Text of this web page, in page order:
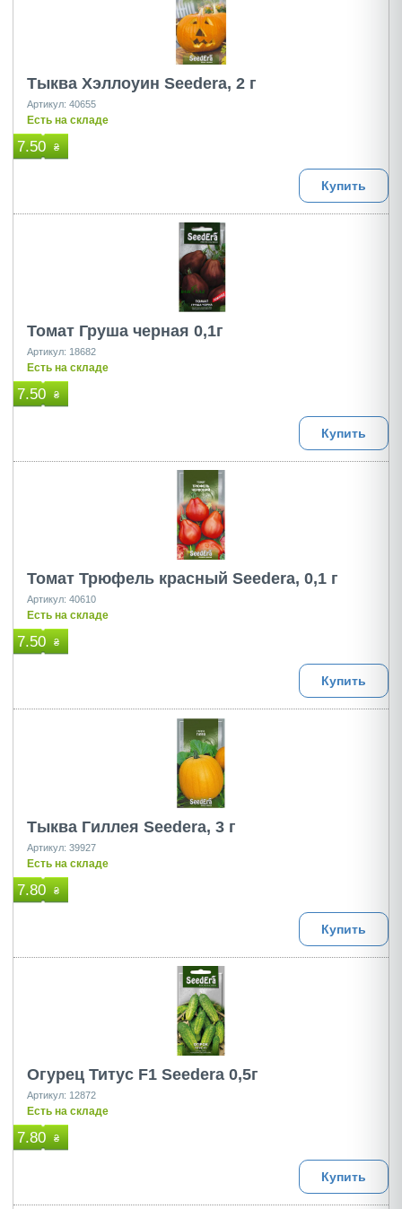
Тыква Хэллоуин Seedera, 2 г
Артикул: 40655
Есть на складе
7.50 ₴
Купить
Томат Груша черная 0,1г
Артикул: 18682
Есть на складе
7.50 ₴
Купить
Томат Трюфель красный Seedera, 0,1 г
Артикул: 40610
Есть на складе
7.50 ₴
Купить
Тыква Гиллея Seedera, 3 г
Артикул: 39927
Есть на складе
7.80 ₴
Купить
Огурец Титус F1 Seedera 0,5г
Артикул: 12872
Есть на складе
7.80 ₴
Купить